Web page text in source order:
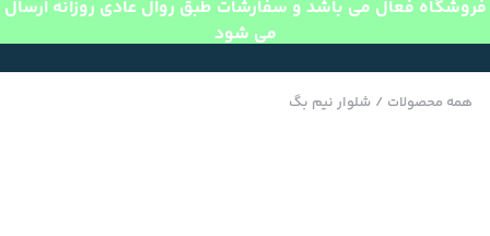
فروشگاه فعال می باشد و سفارشات طبق روال عادی روزانه ارسال
می شود
همه محصولات / شلوار نیم بگ